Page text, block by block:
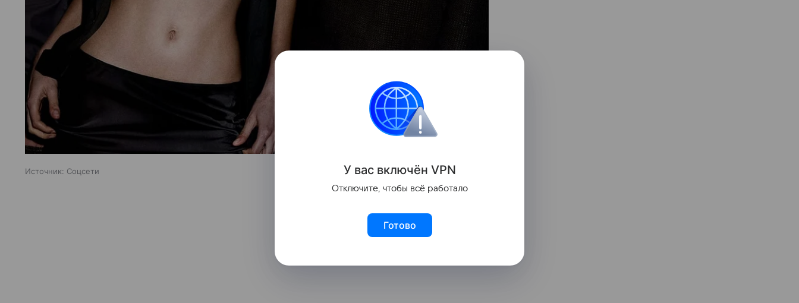
Источник: Соцсети У вас включён VPN
Отключите, чтобы всё работало
Готово